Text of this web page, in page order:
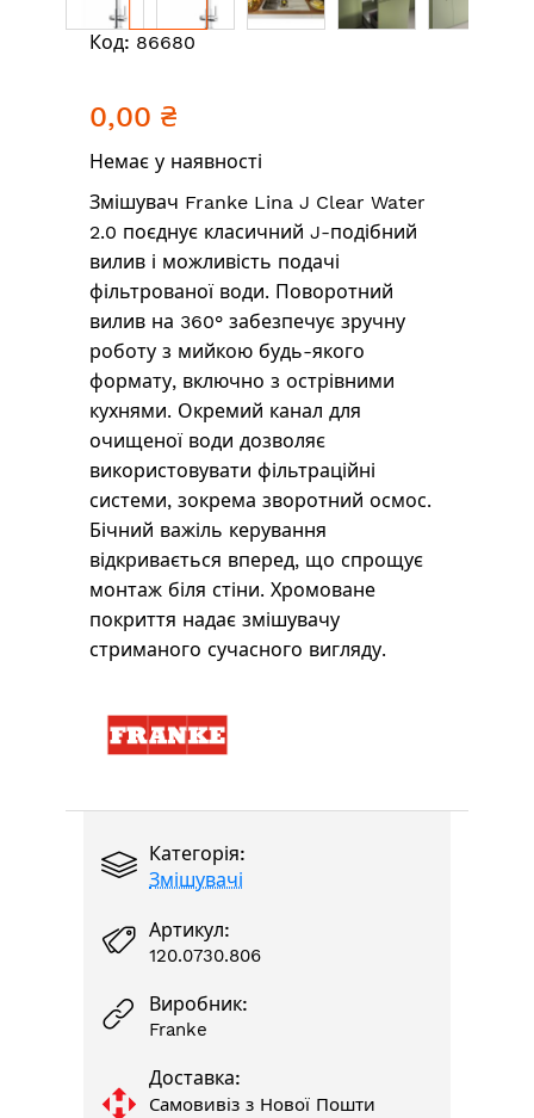
Перейти
галереї
Код: 86680
0,00 ₴
Немає у наявності
Змішувач Franke Lina J Clear Water
2.0 поєднує класичний J-подібний
вилив і можливість подачі
фільтрованої води. Поворотний
вилив на 360° забезпечує зручну
роботу з мийкою будь-якого
формату, включно з острівними
кухнями. Окремий канал для
очищеної води дозволяє
використовувати фільтраційні
системи, зокрема зворотний осмос.
Бічний важіль керування
відкривається вперед, що спрощує
монтаж біля стіни. Хромоване
покриття надає змішувачу
стриманого сучасного вигляду.
Категорія:
Змішувачі
Артикул:
120.0730.806
Виробник:
Franke
Доставка:
Самовивіз з Нової Пошти